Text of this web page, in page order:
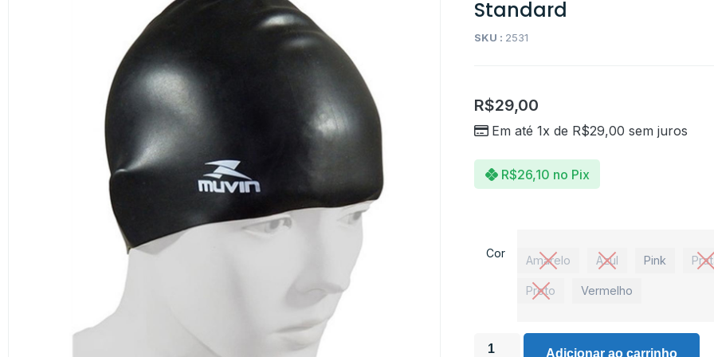
Standard
SKU : 2531
R$29,00
Em até 1x de R$29,00 sem juros
R$26,10 no Pix
Cor
Amarelo Azul Pink
Preto Vermelho
Adicionar ao carrinho